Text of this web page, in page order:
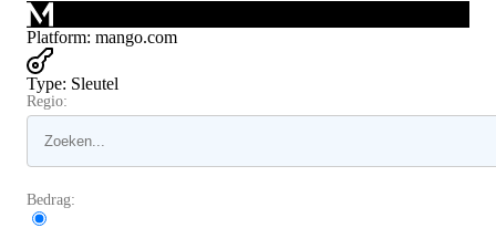
Platform: mango.com
Type: Sleutel
Regio:
Bedrag: